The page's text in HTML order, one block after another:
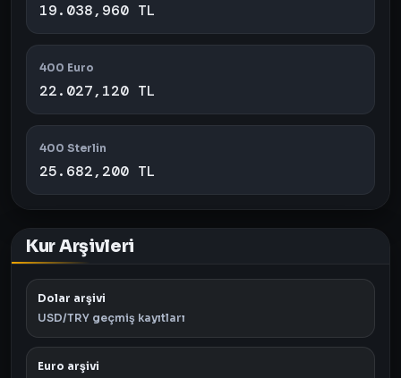
19.038,960 TL
400 Euro
22.027,120 TL
400 Sterlin
25.682,200 TL
Kur Arşivleri
Dolar arşivi
USD/TRY geçmiş kayıtları
Euro arşivi